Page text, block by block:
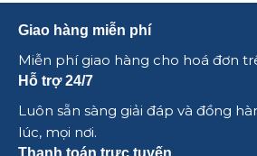
Giao hàng miễn phí
Miễn phí giao hàng cho hoá đơn
Hỗ trợ 24/7
Luôn sẵn sàng giải đáp và đồng
lúc, mọi nơi.